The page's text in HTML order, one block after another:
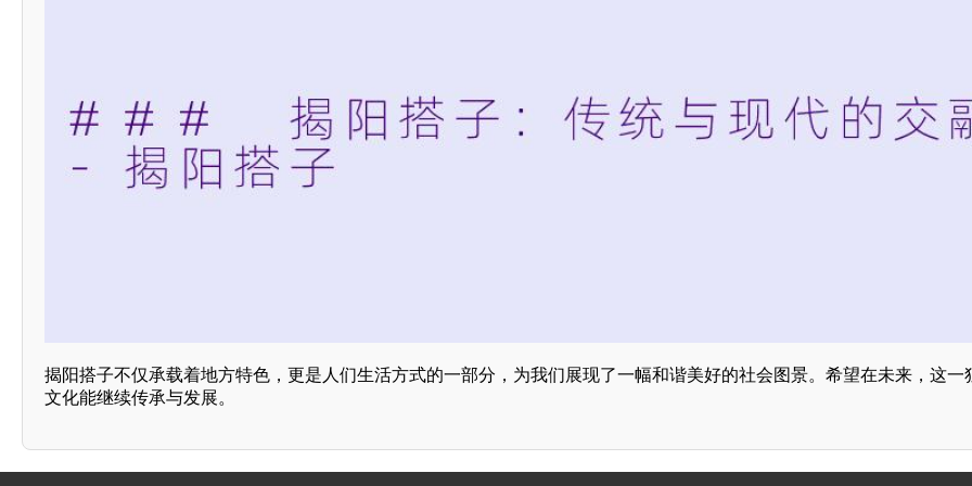
揭阳搭子不仅承载着地方特色，更是人们生活方式的一部分，为我们展现了一幅和谐美好的社会图景。希望在未来，这一
文化能继续传承与发展。